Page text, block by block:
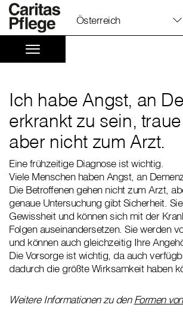
Österreich
Ich habe Angst, an
erkrankt zu sein,
aber nicht zum Arzt.
Eine frühzeitige Diagnose ist wichtig.
Viele Menschen haben Angst, an
Die Betroffenen gehen nicht zum Arzt,
genaue Untersuchung gibt Sicherheit.
Gewissheit und können sich mit der
Folgen auseinandersetzen. Sie werden
und können auch gleichzeitig Ihre
Die Vorsorge ist wichtig, da auch
dadurch die größte Wirksamkeit haben
Weitere Informationen zu denFormen